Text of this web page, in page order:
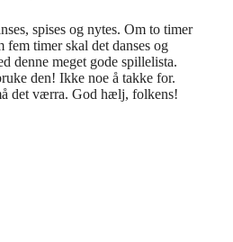
spises og nytes. Om to timer
fem timer skal det danses og
denne meget gode spillelista.
den! Ikke noe å takke for.
det værra. God hælj, folkens!